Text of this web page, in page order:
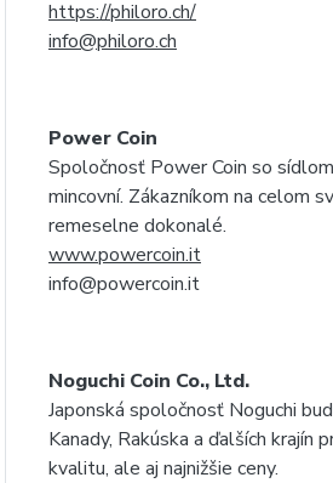
https://philoro.ch/
info@philoro.ch
Power Coin
Spoločnosť Power Coin so
mincovní. Zákazníkom na celom
remeselne dokonalé.
www.powercoin.it
info@powercoin.it
Noguchi Coin Co., Ltd.
Japonská spoločnosť Noguchi
Kanady, Rakúska a ďalších
kvalitu, ale aj najnižšie ceny.